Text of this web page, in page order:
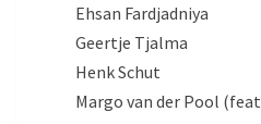
Ehsan Fardjadniya
Geertje Tjalma
Henk Schut
Margo van der Pool